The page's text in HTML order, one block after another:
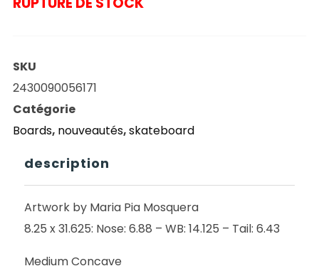
SKU
2430090056171
Catégorie
Boards, nouveautés,skateboard
description
Artwork by Maria Pia Mosquera
8.25 x 31.625: Nose: 6.88 – WB: 14.125 – Tail: 6.43
Medium Concave